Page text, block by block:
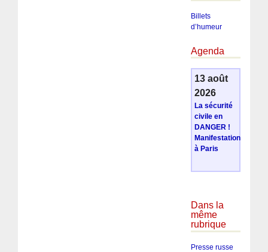
Billets
d’humeur
Agenda
13 août
2026
La sécurité
civile en
DANGER !
Manifestation
à Paris
Dans la
même
rubrique
Presse russe